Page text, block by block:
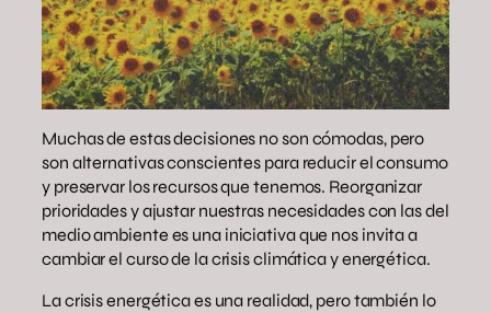
Muchas de estas decisiones no son cómodas, pero
son alternativas conscientes para reducir el consumo
y preservar los recursos que tenemos. Reorganizar
prioridades y ajustar nuestras necesidades con las del
medio ambiente es una iniciativa que nos invita a
cambiar el curso de la crisis climática y energética.
La crisis energética es una realidad, pero también lo